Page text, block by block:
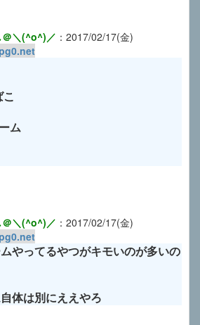
＠＼(^o^)／ ： 2017/02/17(金)
ム
＠＼(^o^)／ ： 2017/02/17(金)
やってるやつがキモいのが多いの
体は別にええやろ